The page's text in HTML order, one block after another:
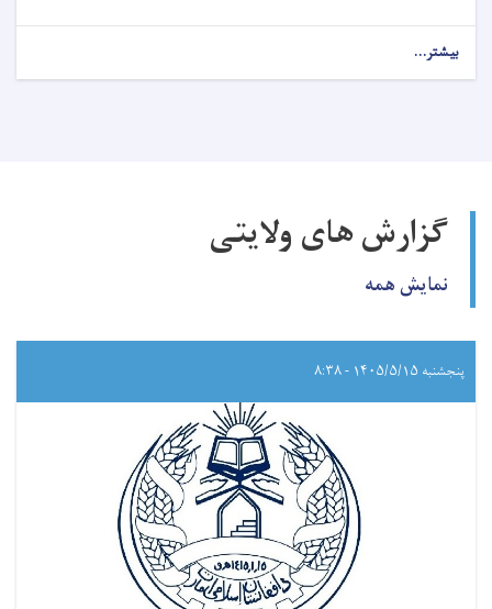
بیشتر...
گزارش های ولایتی
نمایش همه
پنجشنبه ۱۴۰۵/۵/۱۵ - ۸:۳۸